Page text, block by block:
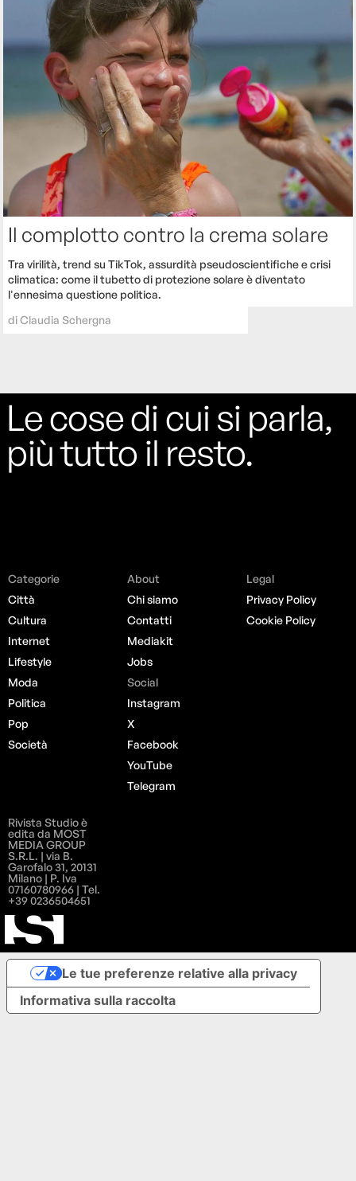
Il complotto contro la crema solare
Tra virilità, trend su TikTok, assurdità pseudoscientifiche e crisi
climatica: come il tubetto di protezione solare è diventato
l'ennesima questione politica.
diClaudia Schergna
Le cose di cui si parla,
più tutto il resto.
Categorie
Città
Cultura
Internet
Lifestyle
Moda
Politica
Pop
Società
About
Chi siamo
Contatti
Mediakit
Jobs
Social
Instagram
X
Facebook
YouTube
Telegram
Legal
Privacy Policy
Cookie Policy
Rivista Studio è
edita da MOST
MEDIA GROUP
S.R.L. | via B.
Garofalo 31, 20131
Milano | P. Iva
07160780966 | Tel.
+39 0236504651
Informativa sulla raccolta
Le tue preferenze relative alla privacy